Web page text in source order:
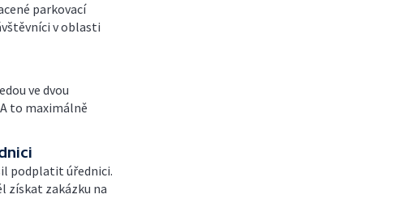
parkovací
v oblasti
ve dvou
to maximálně
podplatit úřednici.
získat zakázku na